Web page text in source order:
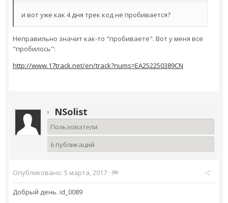
и вот уже как 4 дня трек код не пробивается?
Неправильно значит как-то "пробиваете". Вот у меня все
"пробилось":
http://www.17track.net/en/track?nums=EA252250389CN
NSolist
Пользователи
6 публикаций
Опубликовано: 5 марта, 2017 ·
Добрый день. id_0089